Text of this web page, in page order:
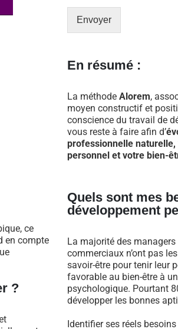
Envoyer
En résumé :
La méthode Alorem,
moyen constructif et
conscience du travail de
vous reste à faire afin d’
professionnelle
personnel et votre bien-
ce
en compte
?
Quels sont mes
développement
La majorité des
commerciaux n’ont pas
savoir-être pour tenir leur
favorable au bien-être à
psychologique. Pourtant
développer les bonnes
Identifier ses réels